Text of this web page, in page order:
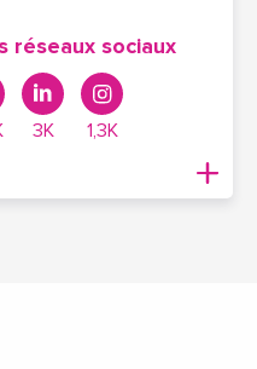
réseaux sociaux
3K 1,3K